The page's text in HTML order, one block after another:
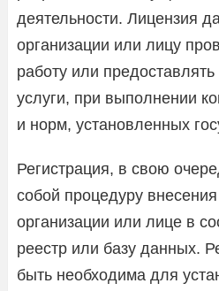
деятельности. Лицензия
организации или лицу
работу или
услуги, при выполнении
и норм, установленных
Регистрация, в свою
собой процедуру
организации или лице в
реестр или базу данных.
быть необходима для